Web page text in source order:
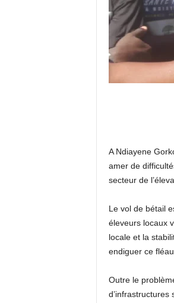
A Ndiayene
amer de
secteur de
Le vol de bétail
éleveurs locaux
locale et la
endiguer ce
Outre le
d’infrastructures